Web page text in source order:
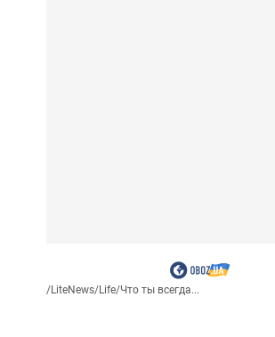
/LiteNews/Life/Что ты всегда...